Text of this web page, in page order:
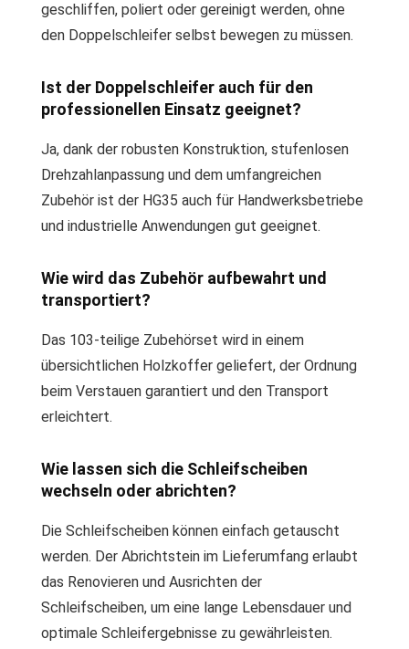
geschliffen, poliert oder gereinigt werden, ohne
den Doppelschleifer selbst bewegen zu müssen.
Ist der Doppelschleifer auch für den
professionellen Einsatz geeignet?
Ja, dank der robusten Konstruktion, stufenlosen
Drehzahlanpassung und dem umfangreichen
Zubehör ist der HG35 auch für Handwerksbetriebe
und industrielle Anwendungen gut geeignet.
Wie wird das Zubehör aufbewahrt und
transportiert?
Das 103-teilige Zubehörset wird in einem
übersichtlichen Holzkoffer geliefert, der Ordnung
beim Verstauen garantiert und den Transport
erleichtert.
Wie lassen sich die Schleifscheiben
wechseln oder abrichten?
Die Schleifscheiben können einfach getauscht
werden. Der Abrichtstein im Lieferumfang erlaubt
das Renovieren und Ausrichten der
Schleifscheiben, um eine lange Lebensdauer und
optimale Schleifergebnisse zu gewährleisten.